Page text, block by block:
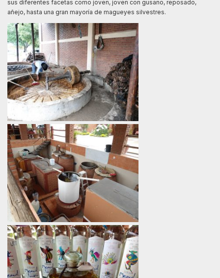
sus diferentes facetas como joven, joven con gusano, reposado,
añejo, hasta una gran mayoría de magueyes silvestres.